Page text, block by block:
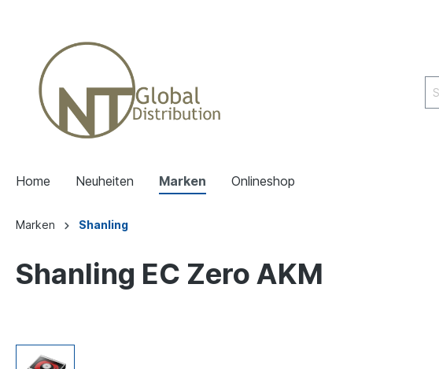
Home Neuheiten Marken Onlineshop
Marken Shanling
Shanling EC Zero AKM